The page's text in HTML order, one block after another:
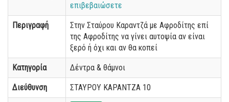
επιβεβαιώσετε
Περιγραφή
Στην Σταύρου Καραντζά με Αφροδίτης επί
της Αφροδίτης να γίνει αυτοψία αν είναι
ξερό ή όχι και αν θα κοπεί
Κατηγορία Δέντρα & θάμνοι
Διεύθυνση ΣΤΑΥΡΟΥ ΚΑΡΑΝΤΖΑ 10